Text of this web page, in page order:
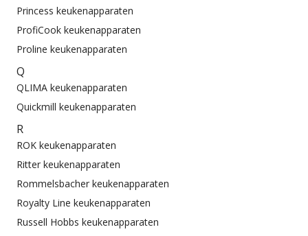
Princess keukenapparaten
ProfiCook keukenapparaten
Proline keukenapparaten
Q
QLIMA keukenapparaten
Quickmill keukenapparaten
R
ROK keukenapparaten
Ritter keukenapparaten
Rommelsbacher keukenapparaten
Royalty Line keukenapparaten
Russell Hobbs keukenapparaten